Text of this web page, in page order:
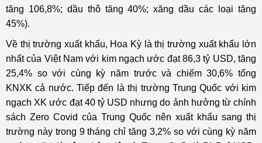
tăng 106,8%; dầu thô tăng 40%; xăng dầu các loại tăng
45%).
Về thị trường xuất khẩu, Hoa Kỳ là thị trường xuất khẩu lớn
nhất của Việt Nam với kim ngạch ước đạt 86,3 tỷ USD, tăng
25,4% so với cùng kỳ năm trước và chiếm 30,6% tổng
KNXK cả nước. Tiếp đến là thị trường Trung Quốc với kim
ngạch XK ước đạt 40 tỷ USD nhưng do ảnh hưởng từ chính
sách Zero Covid của Trung Quốc nên xuất khẩu sang thị
trường này trong 9 tháng chỉ tăng 3,2% so với cùng kỳ năm